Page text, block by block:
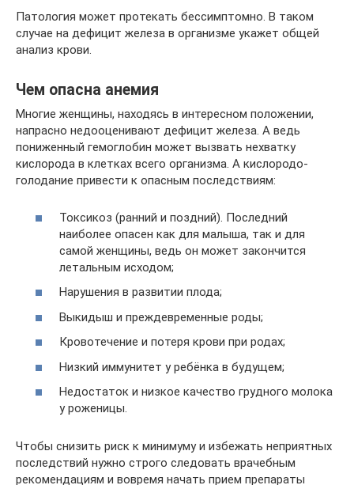
Патология может протекать бессимптомно. В таком
случае на дефицит железа в организме укажет общей
анализ крови.
Чем опасна анемия
Многие женщины, находясь в интересном положении,
напрасно недооценивают дефицит железа. А ведь
пониженный гемоглобин может вызвать нехватку
кислорода в клетках всего организма. А кислородо-
голодание привести к опасным последствиям:
Токсикоз (ранний и поздний). Последний
наиболее опасен как для малыша, так и для
самой женщины, ведь он может закончится
летальным исходом;
Нарушения в развитии плода;
Выкидыш и преждевременные роды;
Кровотечение и потеря крови при родах;
Низкий иммунитет у ребёнка в будущем;
Недостаток и низкое качество грудного молока
у роженицы.
Чтобы снизить риск к минимуму и избежать неприятных
последствий нужно строго следовать врачебным
рекомендациям и вовремя начать прием препараты